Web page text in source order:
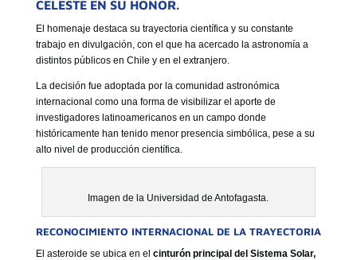
GOBIERNO CORPORATIVO
NUESTRO EQUIPO
CELESTE EN SU HONOR.
El homenaje destaca su trayectoria científica y su constante
trabajo en divulgación, con el que ha acercado la astronomía a
distintos públicos en Chile y en el extranjero.
La decisión fue adoptada por la comunidad astronómica
internacional como una forma de visibilizar el aporte de
investigadores latinoamericanos en un campo donde
históricamente han tenido menor presencia simbólica, pese a su
alto nivel de producción científica.
Imagen de la Universidad de Antofagasta.
RECONOCIMIENTO INTERNACIONAL DE LA TRAYECTORIA
El asteroide se ubica en el cinturón principal del Sistema Solar,